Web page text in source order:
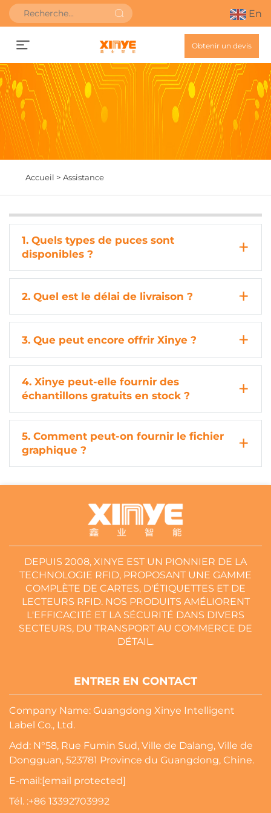
En
Obtenir un devis
Accueil > Assistance
1. Quels types de puces sont
disponibles ?
2. Quel est le délai de livraison ?
3. Que peut encore offrir Xinye ?
4. Xinye peut-elle fournir des
échantillons gratuits en stock ?
5. Comment peut-on fournir le fichier
graphique ?
DEPUIS 2008, XINYE EST UN PIONNIER DE LA
TECHNOLOGIE RFID, PROPOSANT UNE GAMME
COMPLÈTE DE CARTES, D'ÉTIQUETTES ET DE
LECTEURS RFID. NOS PRODUITS AMÉLIORENT
L'EFFICACITÉ ET LA SÉCURITÉ DANS DIVERS
SECTEURS, DU TRANSPORT AU COMMERCE DE
DÉTAIL.
ENTRER EN CONTACT
Company Name: Guangdong Xinye Intelligent
Label Co., Ltd.
Add: N°58, Rue Fumin Sud, Ville de Dalang, Ville de
Dongguan, 523781 Province du Guangdong, Chine.
E-mail:[email protected]
Tél. :+86 13392703992